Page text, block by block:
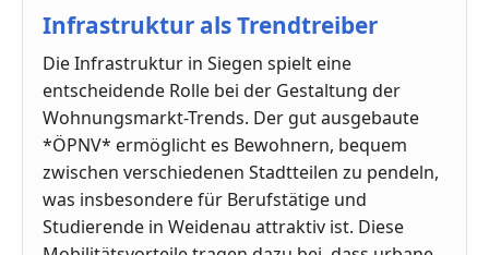
Infrastruktur als Trendtreiber
Die Infrastruktur in Siegen spielt eine
entscheidende Rolle bei der Gestaltung der
Wohnungsmarkt-Trends. Der gut ausgebaute
*ÖPNV* ermöglicht es Bewohnern, bequem
zwischen verschiedenen Stadtteilen zu pendeln,
was insbesondere für Berufstätige und
Studierende in Weidenau attraktiv ist. Diese